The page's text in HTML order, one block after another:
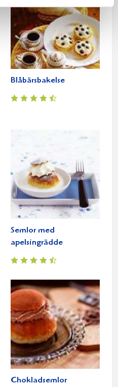
Blåbärsbakelse
Semlor med
apelsingrädde
Chokladsemlor